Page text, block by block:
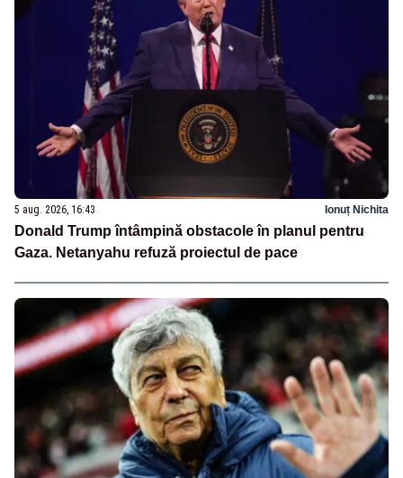
5 aug. 2026, 16:43 Ionuț Nichita
Donald Trump întâmpină obstacole în planul pentru
Gaza. Netanyahu refuză proiectul de pace